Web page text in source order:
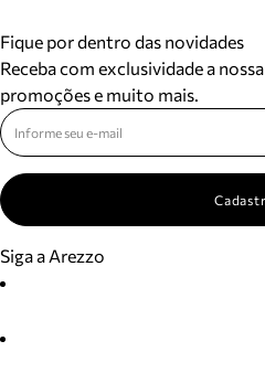
Fique por dentro das novidades
Receba com exclusividade a
promoções e muito mais.
Siga a Arezzo